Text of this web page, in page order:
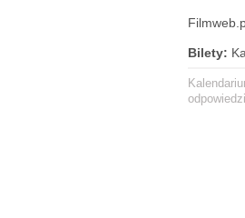
Bilety: